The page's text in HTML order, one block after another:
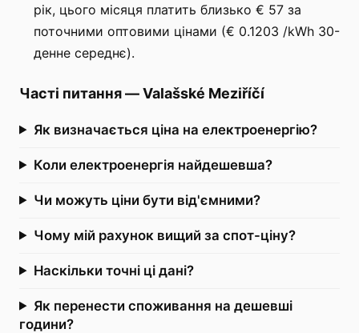
рік, цього місяця платить близько € 57 за
поточними оптовими цінами (€ 0.1203 /kWh 30-
денне середнє).
Часті питання—Valašské Meziříčí
Як визначається ціна на електроенергію?
Коли електроенергія найдешевша?
Чи можуть ціни бути від'ємними?
Чому мій рахунок вищий за спот-ціну?
Наскільки точні ці дані?
Як перенести споживання на дешевші
години?